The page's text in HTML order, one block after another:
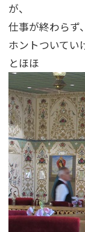
が、
仕事が終わらず
ホントついてい
とほほ